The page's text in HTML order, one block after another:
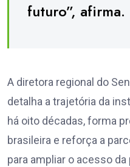
futuro”, afirma.
A diretora regional do
detalha a trajetória da
há oito décadas, forma
brasileira e reforça a
para ampliar o acesso